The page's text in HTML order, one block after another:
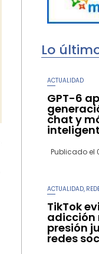
Lo
ACTUALIDAD
GPT-6
chat y
Publicado el
ACTUALIDAD
TikTok
adicción
presión
redes